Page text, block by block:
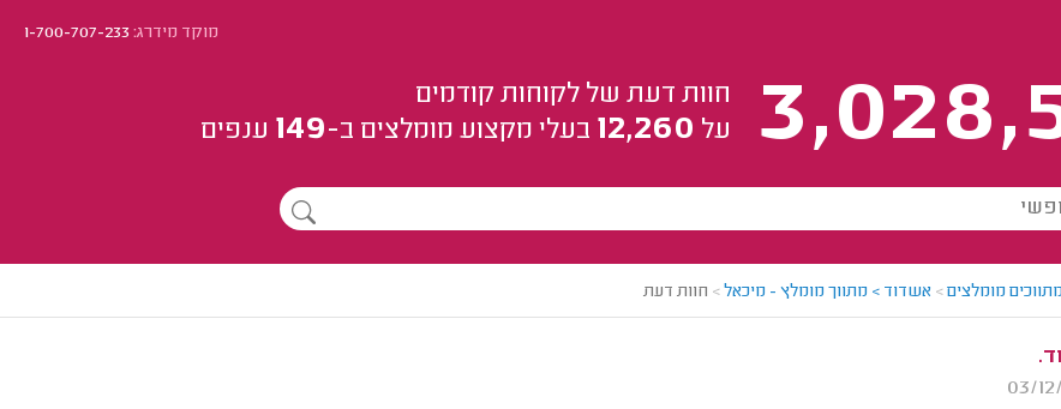
מוקד מידרג:1-700-707-233
חוות דעת של לקוחות קודמים
על 12,260 בעלי מקצוע מומלצים ב-149 ענפים
מתווכים מומלצים> אשדוד > מתווך מומלץ - מיכאל> חוות דעת